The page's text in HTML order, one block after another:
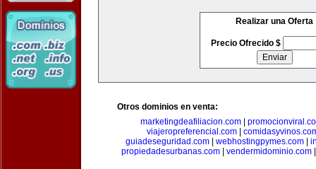
Realizar una Oferta
Precio Ofrecido $
Otros dominios en venta:
marketingdeafiliacion.com|
viajeropreferencial.com
guiadeseguridad.com| webhostingpymes.com|
propiedadesurbanas.com
vendermidominio.com